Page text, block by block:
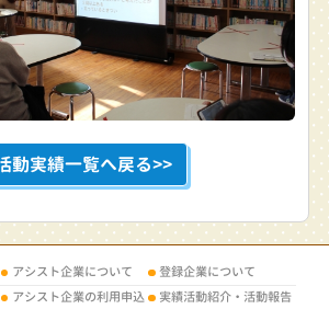
動実績一覧へ戻る>>
アシスト企業について
登録企業について
アシスト企業の利用申込 実績活動紹介・活動報告